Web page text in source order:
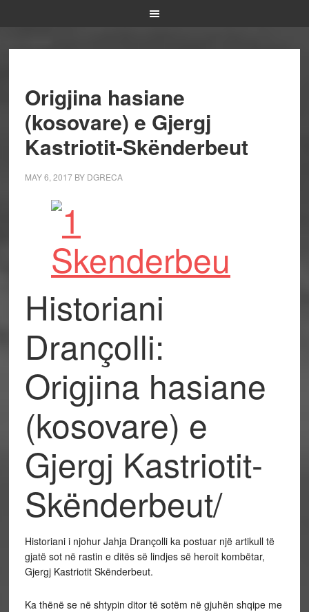
Origjina hasiane
(kosovare) e Gjergj
Kastriotit-Skënderbeut
MAY 6, 2017BY DGRECA
Historiani
Drançolli:
Origjina hasiane
(kosovare) e
Gjergj Kastriotit-
Skënderbeut/
Historiani i njohur Jahja Drançolli ka postuar një artikull të
gjatë sot në rastin e ditës së lindjes së heroit kombëtar,
Gjergj Kastriotit Skënderbeut.
Ka thënë se në shtypin ditor të sotëm në gjuhën shqipe me